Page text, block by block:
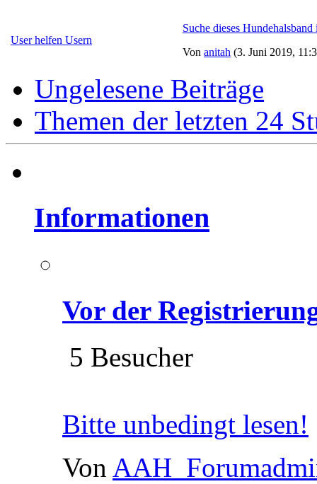
User helfen Usern
Suche dieses
Von anitah (3. Juni 2019,
Ungelesene Beiträge
Themen der letzten 24
Informationen
Vor der
5 Besucher
Bitte unbedingt lesen!
Von